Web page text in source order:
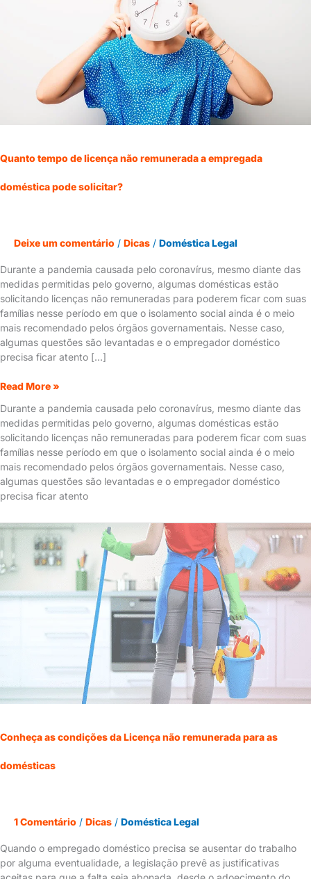
Quanto tempo de licença não remunerada a empregada
doméstica pode solicitar?
Deixe um comentário / Dicas / Doméstica Legal
Durante a pandemia causada pelo coronavírus, mesmo diante das
medidas permitidas pelo governo, algumas domésticas estão
solicitando licenças não remuneradas para poderem ficar com suas
famílias nesse período em que o isolamento social ainda é o meio
mais recomendado pelos órgãos governamentais. Nesse caso,
algumas questões são levantadas e o empregador doméstico
precisa ficar atento […]
solicitar?
Read More »
Durante a pandemia causada pelo coronavírus, mesmo diante das
medidas permitidas pelo governo, algumas domésticas estão
solicitando licenças não remuneradas para poderem ficar com suas
famílias nesse período em que o isolamento social ainda é o meio
mais recomendado pelos órgãos governamentais. Nesse caso,
algumas questões são levantadas e o empregador doméstico
precisa ficar atento
Conheça as condições da Licença não remunerada para as
domésticas
1 Comentário / Dicas / Doméstica Legal
Quando o empregado doméstico precisa se ausentar do trabalho
por alguma eventualidade, a legislação prevê as justificativas
Conheça
condições
da
não